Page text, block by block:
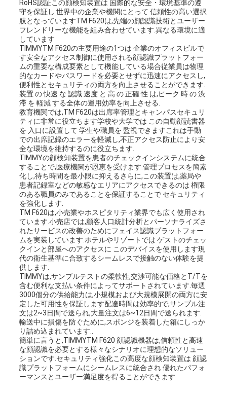
RoHS認証この顔検知装置は 国際的な安全・環境基準の遵
守を保証し 世界中の企業や機関にとって 信頼性の高い選択
肢となっていますTM F620は,先端の顔認識技術とユーザー
フレンドリーな機能を組み合わせています.異なる環境に適
しています
TIMMYTM F620の主要用途の1つは 企業のオフィスビルで
す安全なアクセス制御に使用される顔認識プラットフォー
ムの重要な構成要素として機能している場合従業員は物理
的なカードやパスワードを必要とせずに迅速にアクセスし,
便利性とセキュリティの両方を向上させることができます.
装置 の 快速 な 認識 速度 と 高 の 正確 性 は,ピーク 時 の 渋
滞 を 軽減 する全体の運用効率を向上させる.
教育機関では,TM F620は出席率管理とキャンパスセキュリ
ティに非常に役立ちます学校や大学では この自動顔読書器
を 入口に設置して 学生や職員を 監視できますこれは手動
での出席記録のエラーを軽減し,不正アクセス防止により安
全な環境を維持するのに役立ちます.
TIMMYの顔検知装置を患者のチェックインシステムに統合
することで,医療機関が恩恵を受けます.管理プロセスを簡素
化し,待ち時間を最小限に抑えるさらに,この装置は,薬局や
患者記録室などの敏感なエリアにアクセスできるのは 権限
のある職員のみであることを保証することで セキュリティ
を強化します.
TM F620は,小売業やホスピタリティ業界でも広く使用され
ています.小売店では,顧客人口統計分析とパーソナライズさ
れたサービスの改善のためにフェイス認識プラットフォー
ムを実装しています.ホテルやリゾートでは ゲストのチェッ
クインと部屋へのアクセスに このデバイスを使用します現
代の衛生基準に合致するシームレスで接触のない体験を提
供します.
TIMMYは,サンプルテストの柔軟性,交渉可能な価格とT/Tを
含む便利な支払い条件によってサポートされています.毎週
3000個分の供給能力は,小規模および大規模展開の両方に安
定した可用性を保証します配達時間は効率的で,サンプル注
文は2~3日間で送られ,大量注文は6~12日間で送られます.
輸送中に損傷を防ぐために,スポンジを装着した箱にしっか
り詰め込まれています..
簡単に言うと,TIMMYTM F620 顔認識機器は,信頼性と高速
な顔認識を必要とする様々なシナリオに理想的なソリュー
ションです.セキュリティ強化この高度な顔検知装置は 顔認
識プラットフォームにシームレスに統合され 優れたパフォ
ーマンスとユーザー満足度を得ることができます